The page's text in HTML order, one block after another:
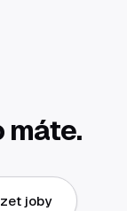
máte.
joby